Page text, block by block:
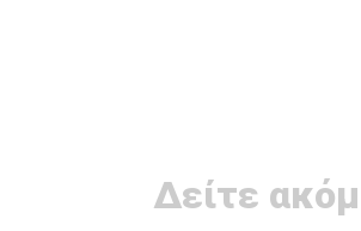
Δείτε